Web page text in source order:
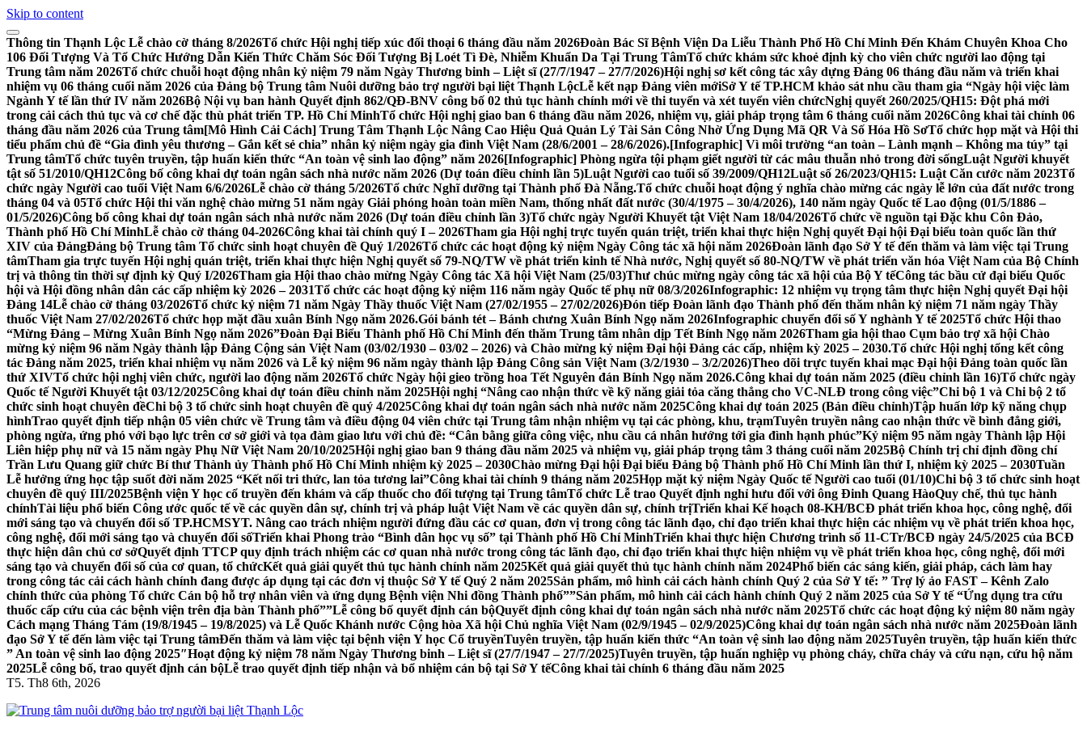
Skip to content
Thông tin Thạnh Lộc Lễ chào cờ tháng 8/2026Tổ chức Hội nghị tiếp xúc đối thoại 6 tháng đầu năm 2026​Đoàn Bác Sĩ Bệnh Viện Da Liễu Thành Phố Hồ Chí Minh Đến Khám Chuyên Khoa Cho
106 Đối Tượng Và Tổ Chức Hướng Dẫn Kiến Thức Chăm Sóc Đối Tượng Bị Loét Tì Đè, Nhiễm Khuẩn Da Tại Trung TâmTổ chức khám sức khoẻ định kỳ cho viên chức người lao động tại
Trung tâm năm 2026Tổ chức chuỗi hoạt động nhân kỷ niệm 79 năm Ngày Thương binh – Liệt sĩ (27/7/1947 – 27/7/2026)Hội nghị sơ kết công tác xây dựng Đảng 06 tháng đầu năm và triển khai
nhiệm vụ 06 tháng cuối năm 2026 của Đảng bộ Trung tâm Nuôi dưỡng bảo trợ người bại liệt Thạnh LộcLễ kết nạp Đảng viên mớiSở Y tế TP.HCM khảo sát nhu cầu tham gia “Ngày hội việc làm
Ngành Y tế lần thứ IV năm 2026Bộ Nội vụ ban hành Quyết định 862/QĐ-BNV công bố 02 thủ tục hành chính mới về thi tuyển và xét tuyển viên chứcNghị quyết 260/2025/QH15: Đột phá mới
trong cải cách thủ tục và cơ chế đặc thù phát triển TP. Hồ Chí MinhTổ chức Hội nghị giao ban 6 tháng đầu năm 2026, nhiệm vụ, giải pháp trọng tâm 6 tháng cuối năm 2026Công khai tài chính 06
tháng đầu năm 2026 của Trung tâm[Mô Hình Cải Cách] Trung Tâm Thạnh Lộc Nâng Cao Hiệu Quả Quản Lý Tài Sản Công Nhờ Ứng Dụng Mã QR Và Số Hóa Hồ SơTổ chức họp mặt và Hội thi
tiểu phẩm chủ đề “Gia đình yêu thương – Gắn kết sẻ chia” nhân kỷ niệm ngày gia đình Việt Nam (28/6/2001 – 28/6/2026).[Infographic] Vì môi trường “an toàn – Lành mạnh – Không ma túy” tại
Trung tâmTổ chức tuyên truyền, tập huấn kiến thức “An toàn vệ sinh lao động” năm 2026[Infographic] Phòng ngừa tội phạm giết người từ các mâu thuẫn nhỏ trong đời sốngLuật Người khuyết
tật số 51/2010/QH12Công bố công khai dự toán ngân sách nhà nước năm 2026 (Dự toán điều chỉnh lần 5)Luật Người cao tuổi số 39/2009/QH12Luật số 26/2023/QH15: Luật Căn cước năm 2023Tổ
chức ngày Người cao tuổi Việt Nam 6/6/2026Lễ chào cờ tháng 5/2026Tổ chức Nghĩ dưỡng tại Thành phố Đà Nẵng.Tổ chức chuỗi hoạt động ý nghĩa chào mừng các ngày lễ lớn của đất nước trong
tháng 04 và 05Tổ chức Hội thi văn nghệ chào mừng 51 năm ngày Giải phóng hoàn toàn miền Nam, thống nhất đất nước (30/4/1975 – 30/4/2026), 140 năm ngày Quốc tế Lao động (01/5/1886 –
01/5/2026)Công bố công khai dự toán ngân sách nhà nước năm 2026 (Dự toán điều chỉnh lần 3)Tổ chức ngày Người Khuyết tật Việt Nam 18/04/2026Tổ chức về nguồn tại Đặc khu Côn Đảo,
Thành phố Hồ Chí MinhLễ chào cờ tháng 04-2026Công khai tài chính quý I – 2026Tham gia Hội nghị trực tuyến quán triệt, triển khai thực hiện Nghị quyết Đại hội Đại biểu toàn quốc lần thứ
XIV của ĐảngĐảng bộ Trung tâm Tổ chức sinh hoạt chuyên đề Quý 1/2026Tổ chức các hoạt động kỷ niệm Ngày Công tác xã hội năm 2026Đoàn lãnh đạo Sở Y tế đến thăm và làm việc tại Trung
tâmTham gia trực tuyến Hội nghị quán triệt, triển khai thực hiện Nghị quyết số 79-NQ/TW về phát triển kinh tế Nhà nước, Nghị quyết số 80-NQ/TW về phát triển văn hóa Việt Nam của Bộ Chính
trị và thông tin thời sự định kỳ Quý I/2026Tham gia Hội thao chào mừng Ngày Công tác Xã hội Việt Nam (25/03)Thư chúc mừng ngày công tác xã hội của Bộ Y tếCông tác bầu cử đại biểu Quốc
hội và Hội đồng nhân dân các cấp nhiệm kỳ 2026 – 2031Tổ chức các hoạt động kỷ niệm 116 năm ngày Quốc tế phụ nữ 08/3/2026Infographic: 12 nhiệm vụ trọng tâm thực hiện Nghị quyết Đại hội
Đảng 14Lễ chào cờ tháng 03/2026Tổ chức kỷ niệm 71 năm Ngày Thầy thuốc Việt Nam (27/02/1955 – 27/02/2026)Đón tiếp Đoàn lãnh đạo Thành phố đến thăm nhân kỷ niệm 71 năm ngày Thầy
thuốc Việt Nam 27/02/2026Tổ chức họp mặt đầu xuân Bính Ngọ năm 2026.Gói bánh tét – Bánh chưng Xuân Bính Ngọ năm 2026Infographic chuyển đổi số Y nghành Y tế 2025Tổ chức Hội thao
“Mừng Đảng – Mừng Xuân Bính Ngọ năm 2026”Đoàn Đại Biểu Thành phố Hồ Chí Minh đến thăm Trung tâm nhân dịp Tết Bính Ngọ năm 2026Tham gia hội thao Cụm bảo trợ xã hội Chào
mừng kỷ niệm 96 năm Ngày thành lập Đảng Cộng sản Việt Nam (03/02/1930 – 03/02 – 2026) và Chào mừng kỷ niệm Đại hội Đảng các cấp, nhiệm kỳ 2025 – 2030.Tổ chức Hội nghị tổng kết công
tác Đảng năm 2025, triển khai nhiệm vụ năm 2026 và Lễ kỷ niệm 96 năm ngày thành lập Đảng Công sản Việt Nam (3/2/1930 – 3/2/2026)Theo dõi trực tuyến khai mạc Đại hội Đảng toàn quốc lần
thứ XIVTổ chức hội nghị viên chức, người lao động năm 2026Tổ chức Ngày hội gieo trồng hoa Tết Nguyên đán Bính Ngọ năm 2026.Công khai dự toán năm 2025 (điều chỉnh lần 16)Tổ chức ngày
Quốc tế Người Khuyết tật 03/12/2025Công khai dự toán điều chỉnh năm 2025Hội nghị “Nâng cao nhận thức về kỹ năng giải tỏa căng thẳng cho VC-NLĐ trong công việc”Chi bộ 1 và Chi bộ 2 tổ
chức sinh hoạt chuyên đềChi bộ 3 tổ chức sinh hoạt chuyên đề quý 4/2025Công khai dự toán ngân sách nhà nước năm 2025Công khai dự toán 2025 (Bản điều chỉnh)Tập huấn lớp kỹ năng chụp
hìnhTrao quyết định tiếp nhận 05 viên chức về Trung tâm và điều động 04 viên chức tại Trung tâm nhận nhiệm vụ tại các phòng, khu, trạmTuyên truyền nâng cao nhận thức về bình đẳng giới,
phòng ngừa, ứng phó với bạo lực trên cơ sở giới và tọa đàm giao lưu với chủ đề: “Cân bằng giữa công việc, nhu cầu cá nhân hướng tới gia đình hạnh phúc”Kỷ niệm 95 năm ngày Thành lập Hội
Liên hiệp phụ nữ và 15 năm ngày Phụ Nữ Việt Nam 20/10/2025Hội nghị giao ban 9 tháng đầu năm 2025 và nhiệm vụ, giải pháp trọng tâm 3 tháng cuối năm 2025Bộ Chính trị chỉ định đồng chí
Trần Lưu Quang giữ chức Bí thư Thành ủy Thành phố Hồ Chí Minh nhiệm kỳ 2025 – 2030Chào mừng Đại hội Đại biểu Đảng bộ Thành phố Hồ Chí Minh lần thứ I, nhiệm kỳ 2025 – 2030Tuần
Lễ hưởng ứng học tập suốt đời năm 2025 “Kết nối tri thức, lan tỏa tương lai”Công khai tài chính 9 tháng năm 2025Họp mặt kỷ niệm Ngày Quốc tế Người cao tuổi (01/10)Chi bộ 3 tổ chức sinh hoạt
chuyên đề quý III/2025Bệnh viện Y học cổ truyền đến khám và cấp thuốc cho đối tượng tại Trung tâmTổ chức Lễ trao Quyết định nghỉ hưu đối với ông Đinh Quang HàoQuy chế, thủ tục hành
chínhTài liệu phổ biến Công ước quốc tế về các quyền dân sự, chính trị và pháp luật Việt Nam về các quyền dân sự, chính trịTriển khai Kế hoạch 08-KH/BCĐ phát triển khoa học, công nghệ, đổi
mới sáng tạo và chuyển đổi số TP.HCMSYT. Nâng cao trách nhiệm người đứng đầu các cơ quan, đơn vị trong công tác lãnh đạo, chỉ đạo triển khai thực hiện các nhiệm vụ về phát triển khoa học,
công nghệ, đổi mới sáng tạo và chuyển đổi sốTriển khai Phong trào “Bình dân học vụ số” tại Thành phố Hồ Chí MinhTriển khai thực hiện Chương trình số 11-CTr/BCĐ ngày 24/5/2025 của BCĐ
thực hiện dân chủ cơ sởQuyết định TTCP quy định trách nhiệm các cơ quan nhà nước trong công tác lãnh đạo, chỉ đạo triển khai thực hiện nhiệm vụ về phát triển khoa học, công nghệ, đổi mới
sáng tạo và chuyển đổi số của cơ quan, tổ chứcKết quả giải quyết thủ tục hành chính năm 2025Kết quả giải quyết thủ tục hành chính năm 2024Phổ biến các sáng kiến, giải pháp, cách làm hay
trong công tác cải cách hành chính đang được áp dụng tại các đơn vị thuộc Sở Y tế Quý 2 năm 2025Sản phẩm, mô hình cải cách hành chính Quý 2 của Sở Y tế: ” Trợ lý ảo FAST – Kênh Zalo
chính thức của phòng Tổ chức Cán bộ hỗ trợ nhân viên và ứng dụng Bệnh viện Nhi đồng Thành phố””Sản phẩm, mô hình cải cách hành chính Quý 2 năm 2025 của Sở Y tế “Ứng dụng tra cứu
thuốc cấp cứu của các bệnh viện trên địa bàn Thành phố””Lễ công bố quyết định cán bộQuyết định công khai dự toán ngân sách nhà nước năm 2025Tổ chức các hoạt động kỷ niệm 80 năm ngày
Cách mạng Tháng Tám (19/8/1945 – 19/8/2025) và Lễ Quốc Khánh nước Cộng hòa Xã hội Chủ nghĩa Việt Nam (02/9/1945 – 02/9/2025)Công khai dự toán ngân sách nhà nước năm 2025Đoàn lãnh
đạo Sở Y tế đến làm việc tại Trung tâmĐến thăm và làm việc tại bệnh viện Y học Cổ truyềnTuyên truyền, tập huấn kiến thức “An toàn vệ sinh lao động năm 2025Tuyên truyền, tập huấn kiến thức
” An toàn vệ sinh lao động 2025″Hoạt động kỷ niệm 78 năm Ngày Thương binh – Liệt sĩ (27/7/1947 – 27/7/2025)Tuyên truyền, tập huấn nghiệp vụ phòng cháy, chữa cháy và cứu nạn, cứu hộ năm
2025Lễ công bố, trao quyết định cán bộLễ trao quyết định tiếp nhận và bổ nhiệm cán bộ tại Sở Y tếCông khai tài chính 6 tháng đầu năm 2025
T5. Th8 6th, 2026